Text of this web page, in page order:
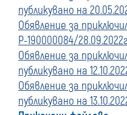
публикувано на
Обявление за
Р-190000084/
Обявление за
публикувано на
Обявление за
публикувано на